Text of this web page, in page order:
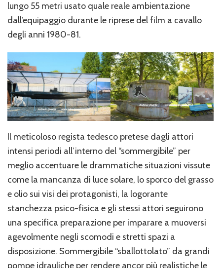
lungo 55 metri usato quale reale ambientazione
dall’equipaggio durante le riprese del film a cavallo
degli anni 1980-81.
Il meticoloso regista tedesco pretese dagli attori
intensi periodi all’interno del “sommergibile” per
meglio accentuare le drammatiche situazioni vissute
come la mancanza di luce solare, lo sporco del grasso
e olio sui visi dei protagonisti, la logorante
stanchezza psico-fisica e gli stessi attori seguirono
una specifica preparazione per imparare a muoversi
agevolmente negli scomodi e stretti spazi a
disposizione. Sommergibile “sballottolato” da grandi
pompe idrauliche per rendere ancor più realistiche le